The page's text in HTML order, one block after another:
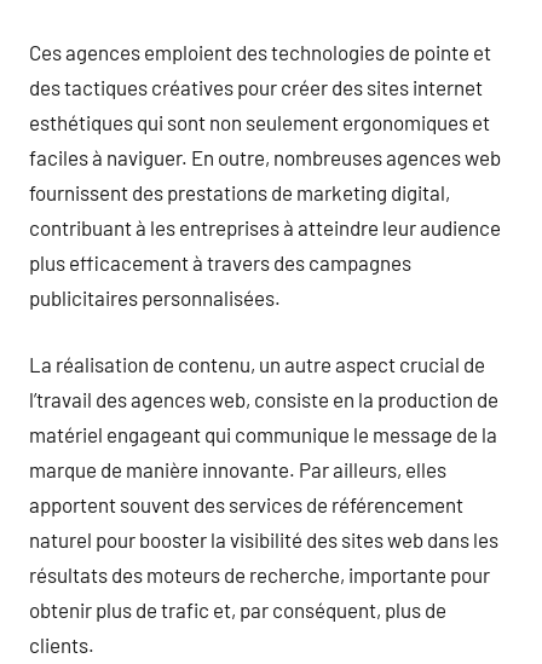
Ces agences emploient des technologies de pointe et
des tactiques créatives pour créer des sites internet
esthétiques qui sont non seulement ergonomiques et
faciles à naviguer. En outre, nombreuses agences web
fournissent des prestations de marketing digital,
contribuant à les entreprises à atteindre leur audience
plus efficacement à travers des campagnes
publicitaires personnalisées.
La réalisation de contenu, un autre aspect crucial de
l’travail des agences web, consiste en la production de
matériel engageant qui communique le message de la
marque de manière innovante. Par ailleurs, elles
apportent souvent des services de référencement
naturel pour booster la visibilité des sites web dans les
résultats des moteurs de recherche, importante pour
obtenir plus de trafic et, par conséquent, plus de
clients.